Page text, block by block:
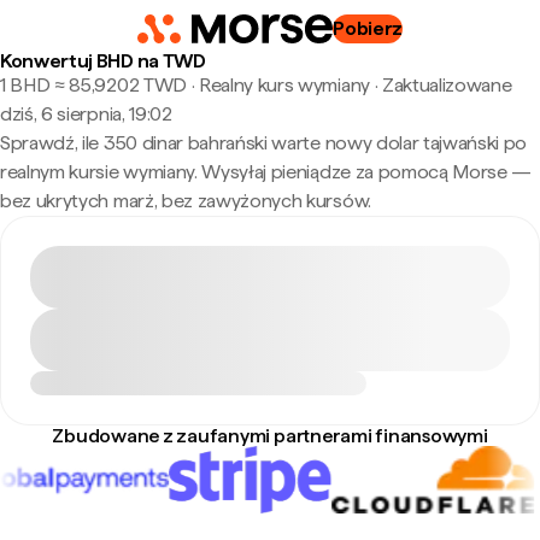
Pobierz
Konwertuj BHD na TWD
1 BHD ≈ 85,9202 TWD · Realny kurs wymiany· Zaktualizowane
dziś, 6 sierpnia, 19:02
Sprawdź, ile 350 dinar bahrański warte nowy dolar tajwański po
realnym kursie wymiany. Wysyłaj pieniądze za pomocą Morse —
bez ukrytych marż, bez zawyżonych kursów.
Zbudowane z zaufanymi partnerami finansowymi